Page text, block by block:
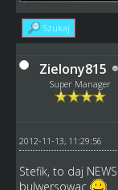
Szukaj
Zielony815
Super Manager
2012-11-13, 11:29:56
Stefik, to daj
bulwersowac